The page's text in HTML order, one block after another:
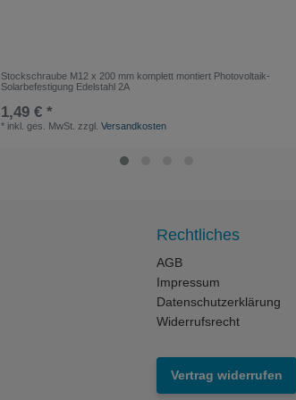
Stockschraube M12 x 200 mm komplett montiert Photovoltaik-
Solarbefestigung Edelstahl 2A
1,49 € *
* inkl. ges. MwSt. zzgl.Versandkosten
Rechtliches
AGB
Impressum
Datenschutzerklärung
Widerrufsrecht
Vertrag widerrufen